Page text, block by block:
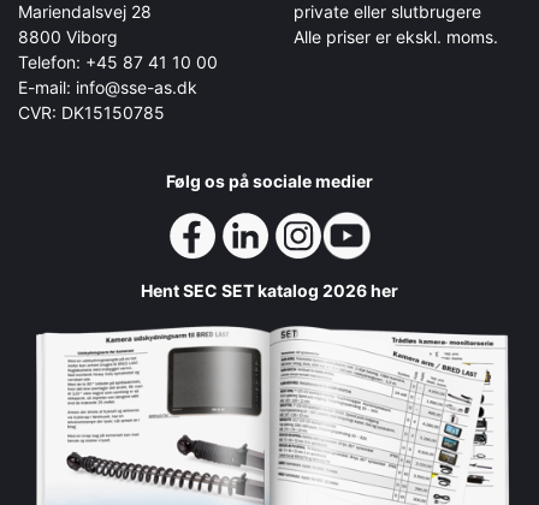
Mariendalsvej 28
8800 Viborg
Telefon: +45 87 41 10 00
E-mail: info@sse-as.dk
CVR: DK15150785
private eller slutbrugere
Alle priser er ekskl. moms.
Følg os på sociale medier
Hent SEC SET katalog 2026 her